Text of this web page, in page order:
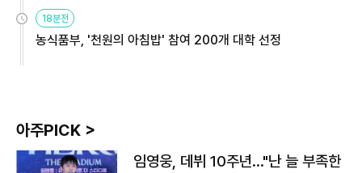
18분전
농식품부, '천원의 아침밥' 참여 200개 대학 선정
아주PICK >
임영웅, 데뷔 10주년…"난 늘 부족한